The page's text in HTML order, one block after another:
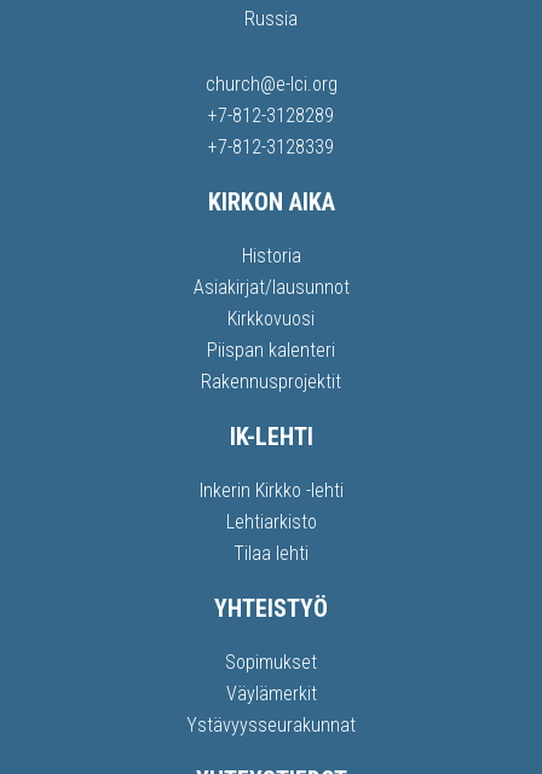
Russia
church@e-lci.org
+7-812-3128289
+7-812-3128339
KIRKON AIKA
Historia
Asiakirjat/lausunnot
Kirkkovuosi
Piispan kalenteri
Rakennusprojektit
IK-LEHTI
Inkerin Kirkko -lehti
Lehtiarkisto
Tilaa lehti
YHTEISTYÖ
Sopimukset
Väylämerkit
Ystävyysseurakunnat